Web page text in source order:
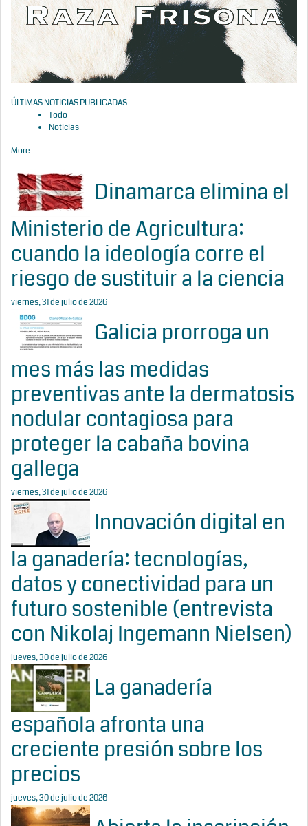
ÚLTIMAS NOTICIAS PUBLICADAS
Todo
Noticias
More
Dinamarca elimina el
Ministerio de Agricultura:
cuando la ideología corre el
riesgo de sustituir a la ciencia
viernes, 31 de julio de 2026
Galicia prorroga un
mes más las medidas
preventivas ante la dermatosis
nodular contagiosa para
proteger la cabaña bovina
gallega
viernes, 31 de julio de 2026
Innovación digital en
la ganadería: tecnologías,
datos y conectividad para un
futuro sostenible (entrevista
con Nikolaj Ingemann Nielsen)
jueves, 30 de julio de 2026
La ganadería
española afronta una
creciente presión sobre los
precios
jueves, 30 de julio de 2026